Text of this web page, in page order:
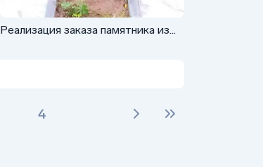
Реализация заказа памятника из
4